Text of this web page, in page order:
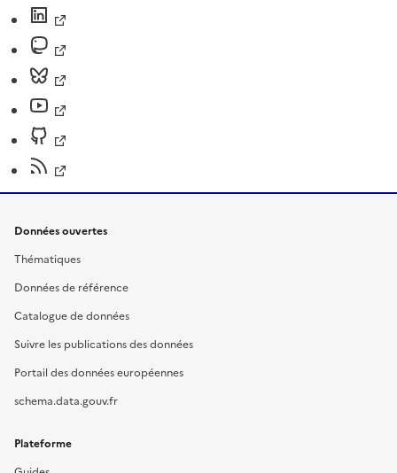
Données ouvertes
Thématiques
Données de référence
Catalogue de données
Suivre les publications des données
Portail des données européennes
schema.data.gouv.fr
Plateforme